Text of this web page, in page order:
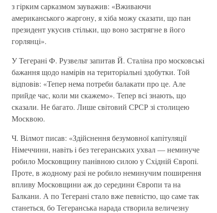
з гiрким сарказмом зауважив: «Вживаючи
американського жаргону, я хiба можу сказати, що пан
президент укусив стiльки, що воно застрягне в його
горлянцi».
У Тегеранi Ф. Рузвельт запитав Й. Сталiна про московськi
бажання щодо намiрiв на територiальнi здобутки. Той
вiдповiв: «Тепер нема потреби балакати про це. Але
прийде час, коли ми скажемо». Тепер всi знають, що
сказали. Не багато. Лише свiтовий СРСР зі столицею
Москвою.
Ч. Вiлмот писав: «Здiйснення безумовної капiтуляцiї
Нiмеччини, навiть i без тегеранських ухвал — неминуче
робило Московщину панiвною силою у Схiднiй Європi.
Проте, в жодному разi не робило неминучим поширення
впливу Московщини аж до середини Європи та на
Балкани. А по Тегеранi стало вже певнiстю, що саме так
станеться, бо Тегеранська нарада створила величезну